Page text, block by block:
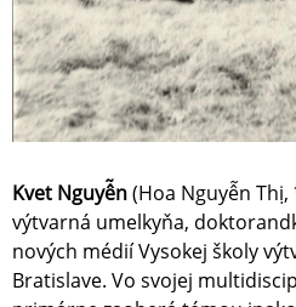
Kvet Nguyễn(Hoa Nguyễn Thị,
výtvarná umelkyňa,
nových médií Vysokej školy
Bratislave. Vo svojej